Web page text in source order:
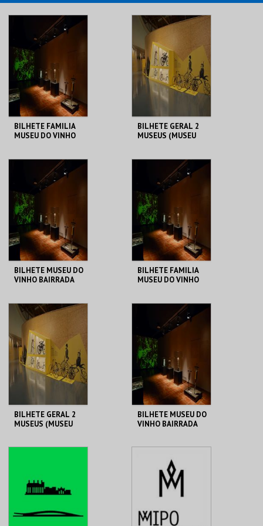
BILHETE FAMILIA
MUSEU DO VINHO
MUSEU DO VINHO
BAIRRADA
MAIS INFO
COMPRAR
BILHETE GERAL 2
MUSEUS (MUSEU
DUAS RODAS)
MUSEU DO VINHO
BAIRRADA
MAIS INFO
COMPRAR
BILHETE MUSEU DO
VINHO BAIRRADA
MUSEU DO VINHO
BAIRRADA
MAIS INFO
COMPRAR
BILHETE FAMILIA
MUSEU DO VINHO
MUSEU DO VINHO
BAIRRADA
MAIS INFO
COMPRAR
BILHETE GERAL 2
MUSEUS (MUSEU
MAIS INFO
COMPRAR
BILHETE MUSEU DO
VINHO BAIRRADA
BAIRRADA
MAIS INFO
COMPRAR